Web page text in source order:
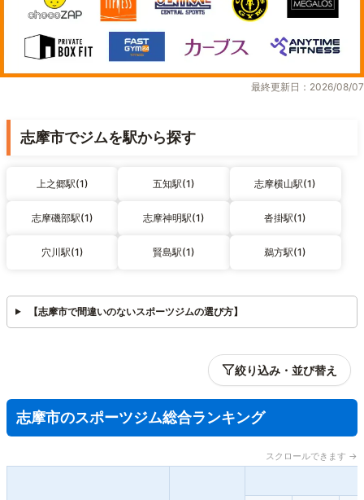
最終更新日：2026/08/07
志摩市でジムを駅から探す
上之郷駅(1) 五知駅(1) 志摩横山駅(1)
志摩磯部駅(1) 志摩神明駅(1) 沓掛駅(1)
穴川駅(1) 賢島駅(1) 鵜方駅(1)
【志摩市で間違いのないスポーツジムの選び方】
絞り込み・並び替え
志摩市のスポーツジム総合ランキング
スクロールできます →